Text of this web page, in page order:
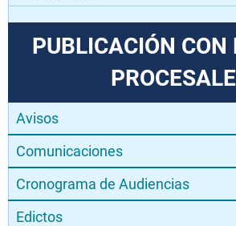
PUBLICACIÓN CON
Avisos
Comunicaciones
Cronograma de Audiencias
Edictos